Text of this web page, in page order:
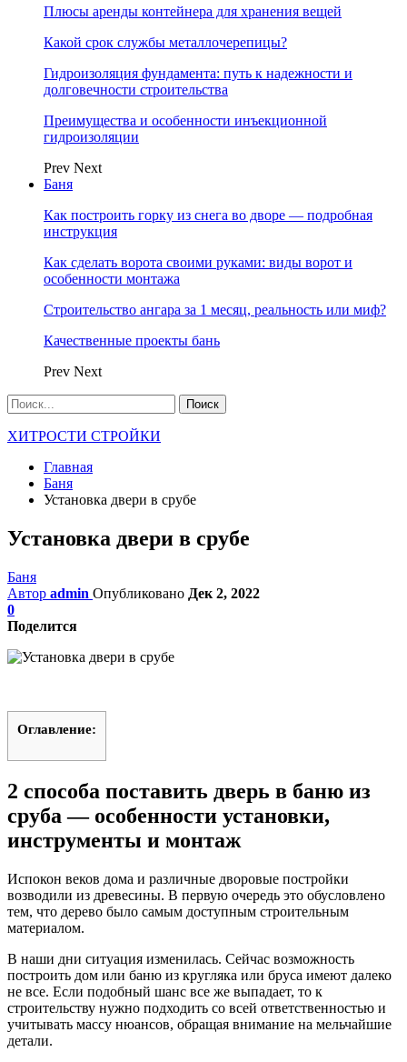
Плюсы аренды контейнера для хранения вещей
Какой срок службы металлочерепицы?
Гидроизоляция фундамента: путь к надежности и
долговечности строительства
Преимущества и особенности инъекционной
гидроизоляции
Prev Next
Баня
Как построить горку из снега во дворе — подробная
инструкция
Как сделать ворота своими руками: виды ворот и
особенности монтажа
Строительство ангара за 1 месяц, реальность или миф?
Качественные проекты бань
Prev Next
ХИТРОСТИ СТРОЙКИ
Главная
Баня
Установка двери в срубе
Установка двери в срубе
Баня
Автор admin Опубликовано Дек 2, 2022
0
Поделится
Оглавление:
2 способа поставить дверь в баню из
сруба — особенности установки,
инструменты и монтаж
Испокон веков дома и различные дворовые постройки
возводили из древесины. В первую очередь это обусловлено
тем, что дерево было самым доступным строительным
материалом.
В наши дни ситуация изменилась. Сейчас возможность
построить дом или баню из кругляка или бруса имеют далеко
не все. Если подобный шанс все же выпадает, то к
строительству нужно подходить со всей ответственностью и
учитывать массу нюансов, обращая внимание на мельчайшие
детали.